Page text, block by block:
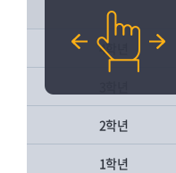
4학년
2학년
1학년